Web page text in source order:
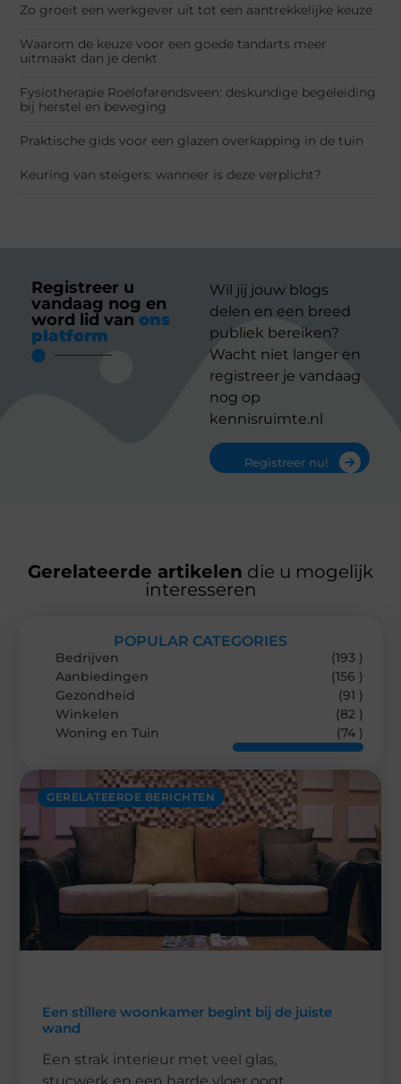
Zo groeit een werkgever uit tot een aantrekkelijke keuze
Waarom de keuze voor een goede tandarts meer
uitmaakt dan je denkt
Fysiotherapie Roelofarendsveen: deskundige begeleiding
bij herstel en beweging
Praktische gids voor een glazen overkapping in de tuin
Keuring van steigers: wanneer is deze verplicht?
Registreer u
vandaag nog en
word lid van ons
platform
Wil jij jouw blogs
delen en een breed
publiek bereiken?
Wacht niet langer en
registreer je vandaag
nog op
kennisruimte.nl
Registreer nu!
Gerelateerde artikelen die u mogelijk
interesseren
GERELATEERDE BERICHTEN
Een stillere woonkamer begint bij de juiste
wand
Een strak interieur met veel glas,
POPULAR CATEGORIES
Bedrijven
(193 )
Aanbiedingen
(156 )
Gezondheid
(91 )
Winkelen
(82 )
Woning en Tuin
(74 )